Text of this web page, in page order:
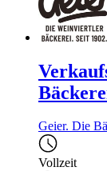
Geier. Die
Vollzeit